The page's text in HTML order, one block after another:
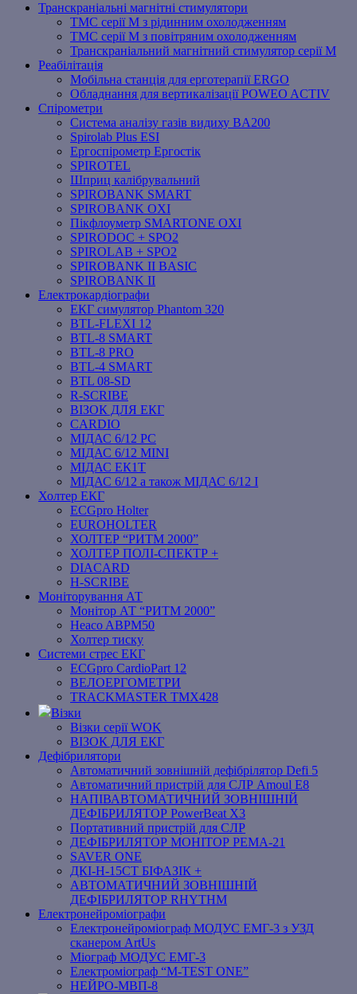
Транскраніальні магнітні стимулятори
ТМС серії M з рідинним охолодженням
ТМС серії M з повітряним охолодженням
Транскраніальний магнітний стимулятор серії M
Реабілітація
Мобільна станція для ерготерапії ERGO
Обладнання для вертикалізації POWEO ACTIV
Спірометри
Система аналізу газів видиху BA200
Spirolab Plus ESI
Ергоспірометр Ергостік
SPIROTEL
Шприц калібрувальний
SPIROBANK SMART
SPIROBANK OXI
Пікфлоуметр SMARTONE OXI
SPIRODOC + SPO2
SPIROLAB + SPO2
SPIROBANK II BASIC
SPIROBANK II
Електрокардіографи
ЕКГ симулятор Phantom 320
BTL-FLEXI 12
BTL-8 SMART
BTL-8 PRO
BTL-4 SMART
BTL 08-SD
R-SCRIBE
ВІЗОК ДЛЯ ЕКГ
CARDIO
МІДАС 6/12 PC
МІДАС 6/12 MINI
МІДАС ЕК1Т
МІДАС 6/12 а також МІДАС 6/12 І
Холтер ЕКГ
ECGpro Holter
EUROHOLTER
ХОЛТЕР “РИТМ 2000”
ХОЛТЕР ПОЛІ-СПЕКТР +
DIACARD
H-SCRIBE
Моніторування АТ
Монітор АТ “РИТМ 2000”
Heaco ABPM50
Холтер тиску
Системи стрес ЕКГ
ECGpro CardioPart 12
ВЕЛОЕРГОМЕТРИ
TRACKMASTER TMX428
Візки
Візки серії WOK
ВІЗОК ДЛЯ ЕКГ
Дефібрилятори
Автоматичний зовнішній дефібрілятор Defi 5
Автоматичний пристрій для СЛР Amoul E8
НАПІВАВТОМАТИЧНИЙ ЗОВНІШНІЙ
ДЕФІБРИЛЯТОР PowerBeat X3
Портативний пристрій для СЛР
ДЕФІБРИЛЯТОР МОНІТОР РЕМА-21
SAVER ONE
ДКІ-Н-15СТ БІФАЗІК +
АВТОМАТИЧНИЙ ЗОВНІШНІЙ
ДЕФІБРИЛЯТОР RHYTHM
Електронейроміографи
Електронейроміограф МОДУС ЕМГ-3 з УЗД
сканером ArtUs
Міограф МОДУС ЕМГ-3
Електроміограф “M-TEST ONE”
НЕЙРО-МВП-8